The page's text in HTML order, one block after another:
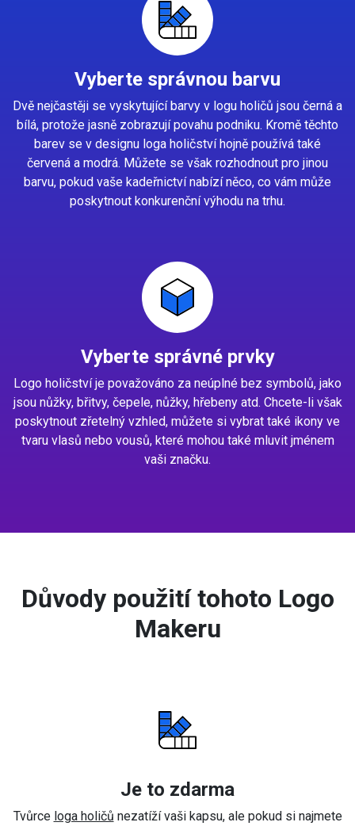
Vyberte správnou barvu
Dvě nejčastěji se vyskytující barvy v logu holičů jsou černá a
bílá, protože jasně zobrazují povahu podniku. Kromě těchto
barev se v designu loga holičství hojně používá také
červená a modrá. Můžete se však rozhodnout pro jinou
barvu, pokud vaše kadeřnictví nabízí něco, co vám může
poskytnout konkurenční výhodu na trhu.
Vyberte správné prvky
Logo holičství je považováno za neúplné bez symbolů, jako
jsou nůžky, břitvy, čepele, nůžky, hřebeny atd. Chcete-li však
poskytnout zřetelný vzhled, můžete si vybrat také ikony ve
tvaru vlasů nebo vousů, které mohou také mluvit jménem
vaši značku.
Důvody použití tohoto Logo
Makeru
Je to zdarma
Tvůrce loga holičů nezatíží vaši kapsu, ale pokud si najmete